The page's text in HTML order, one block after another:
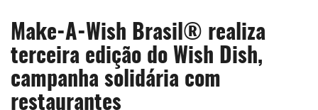
Make-A-Wish Brasil® realiza
terceira edição do Wish Dish,
campanha solidária com
restaurantes